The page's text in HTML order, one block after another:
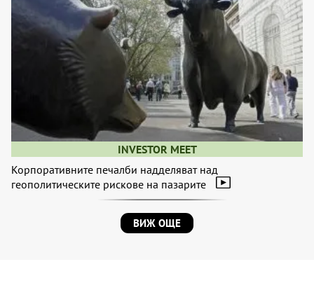
INVESTOR MEET
Корпоративните печалби надделяват над
геополитическите рискове на пазарите
ВИЖ ОЩЕ